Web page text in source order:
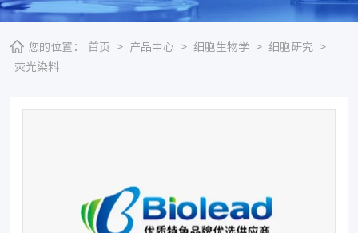
您的位置： 首页 > 产品中心 > 细胞生物学 > 细胞研究
>
荧光染料